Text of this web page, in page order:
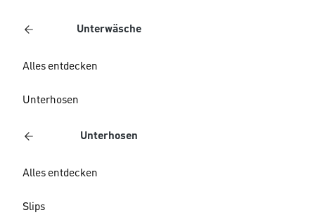
Unterwäsche
Alles entdecken
Unterhosen
Unterhosen
Alles entdecken
Slips